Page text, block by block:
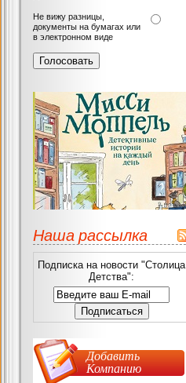
Не вижу разницы,
документы на бумагах или
в электронном виде
Наша рассылка
Подписка на новости "Столица
Детства":
Добавить
Компанию